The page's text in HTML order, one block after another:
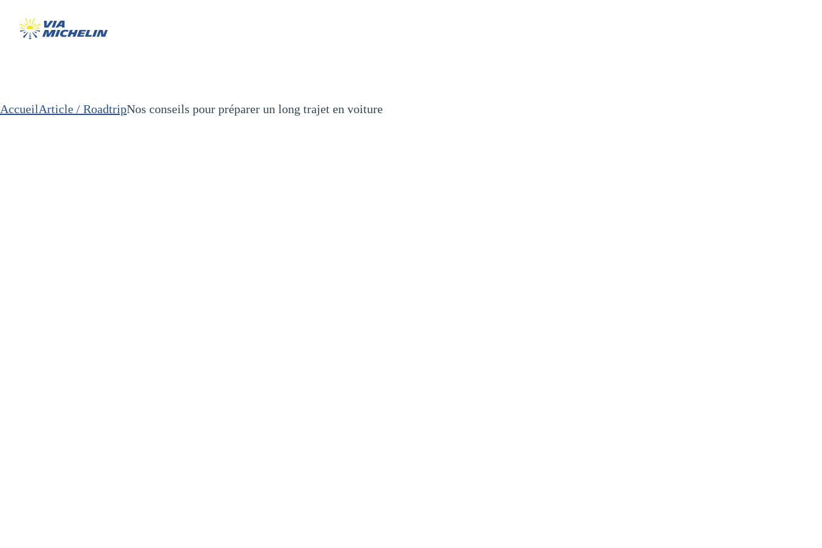
AccueilArticle / RoadtripNos conseils pour préparer un long trajet en voiture